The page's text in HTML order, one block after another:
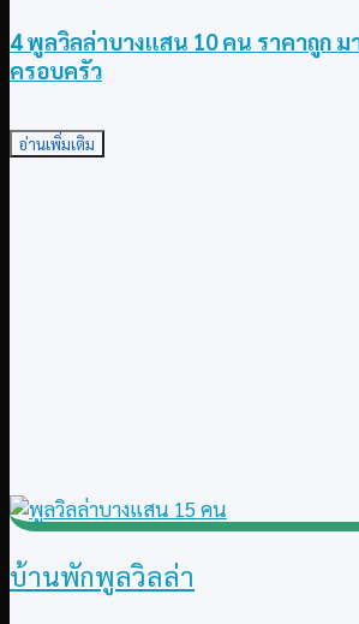
4 พูลวิลล่าบางแสน 10 คน ราคาถูก ม
ครอบครัว
อ่านเพิ่มเติม
บ้านพักพูลวิลล่า